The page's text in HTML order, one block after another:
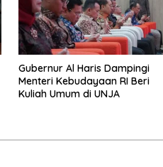
Gubernur Al Haris Dampingi
Menteri Kebudayaan RI Beri
Kuliah Umum di UNJA